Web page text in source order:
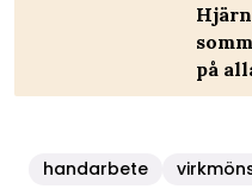
på
handarbete